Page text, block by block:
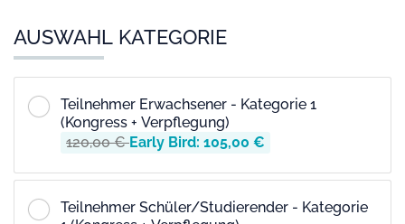
INFORMATIONEN
OUT
AUSWAHL KATEGORIE
Teilnehmer Erwachsener - Kategorie 1
(Kongress + Verpflegung)
120,00 €Early Bird: 105,00 €
Teilnehmer Schüler/Studierender - Kategorie